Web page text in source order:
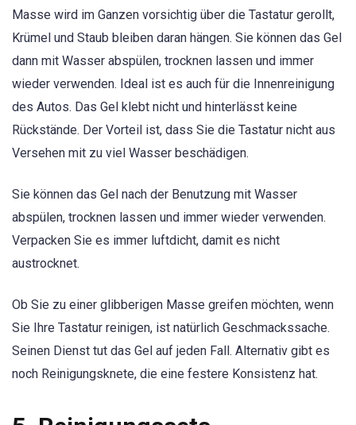
Masse wird im Ganzen vorsichtig über die Tastatur gerollt,
Krümel und Staub bleiben daran hängen. Sie können das Gel
dann mit Wasser abspülen, trocknen lassen und immer
wieder verwenden. Ideal ist es auch für die Innenreinigung
des Autos. Das Gel klebt nicht und hinterlässt keine
Rückstände. Der Vorteil ist, dass Sie die Tastatur nicht aus
Versehen mit zu viel Wasser beschädigen.
Sie können das Gel nach der Benutzung mit Wasser
abspülen, trocknen lassen und immer wieder verwenden.
Verpacken Sie es immer luftdicht, damit es nicht
austrocknet.
Ob Sie zu einer glibberigen Masse greifen möchten, wenn
Sie Ihre Tastatur reinigen, ist natürlich Geschmackssache.
Seinen Dienst tut das Gel auf jeden Fall. Alternativ gibt es
noch Reinigungsknete, die eine festere Konsistenz hat.